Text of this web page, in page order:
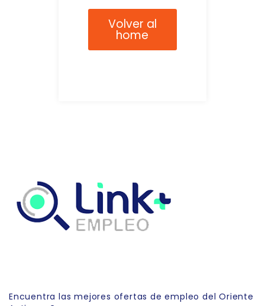
Volver al
home
Encuentra las mejores ofertas de empleo del Oriente